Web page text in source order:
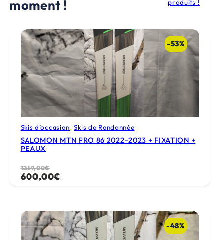
moment ! produits !
-53%
Skis d’occasion, Skis de Randonnée
SALOMON MTN PRO 86 2022-2023 + FIXATION +
PEAUX
1269,00€
Le
prix
1269,00€.
600,00€
Le
prix
600,00€.
-48%